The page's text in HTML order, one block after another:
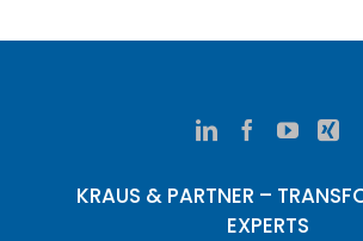
KRAUS & PARTNER –
EXPERTS